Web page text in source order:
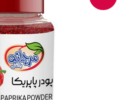
قهوه و هات چاکلت